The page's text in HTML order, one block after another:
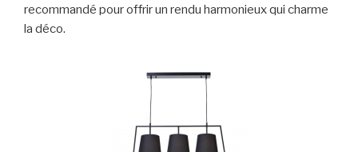
recommandé pour offrir un rendu harmonieux qui charme
la déco.